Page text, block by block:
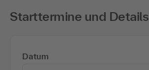
Starttermine und Details
Datum